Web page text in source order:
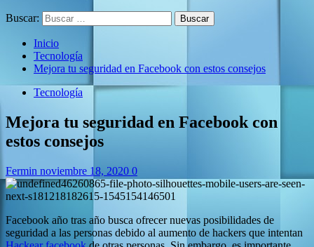
Buscar:
Inicio
Tecnología
Mejora tu seguridad en Facebook con estos consejos
Tecnología
Mejora tu seguridad en Facebook con
estos consejos
Fermin noviembre 18, 2020 0
Facebook año tras año busca ofrecer nuevas posibilidades de
seguridad a las personas debido al aumento de hackers que intentan